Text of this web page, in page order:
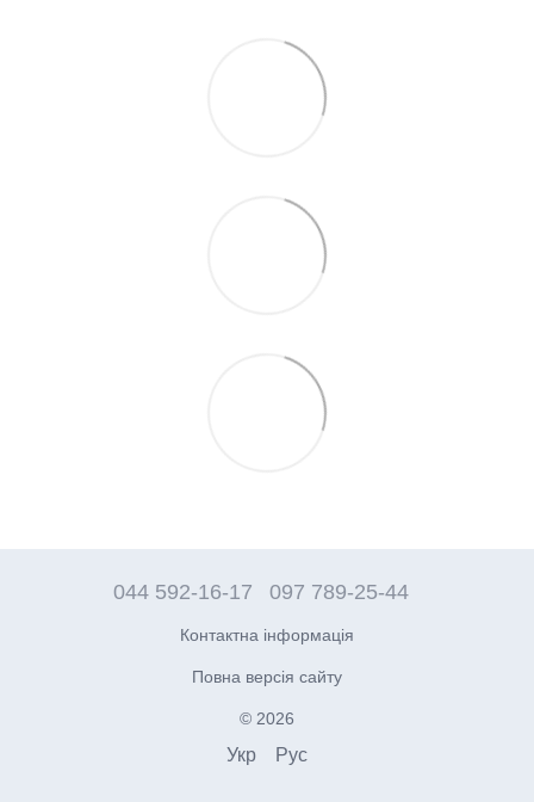
044 592-16-17 097 789-25-44
Контактна інформація
Повна версія сайту
© 2026
Укр Рус